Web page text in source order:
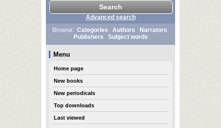
Advanced search
Browse: Categories Authors
Narrators
Publishers
Subject words
Menu
Home page
New books
New periodicals
Top downloads
Last viewed